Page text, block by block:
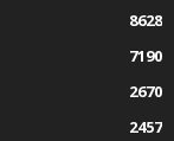
8628
7190
2670
2457